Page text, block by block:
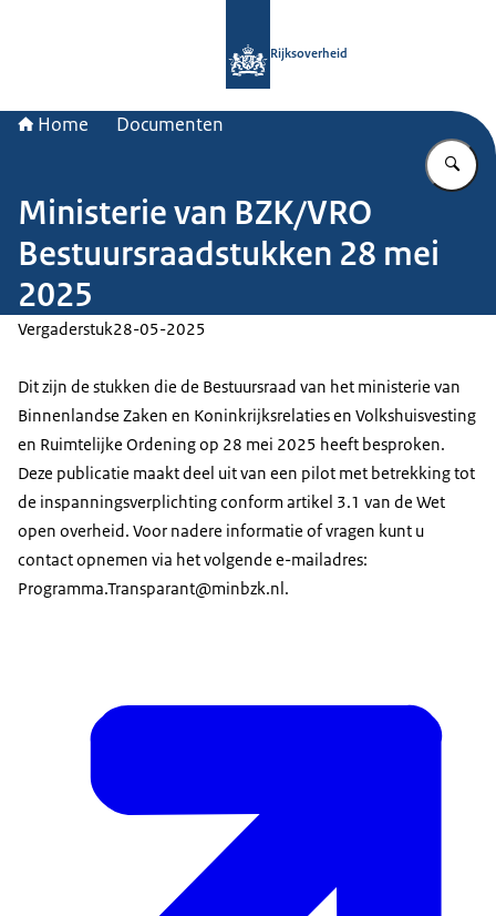
Rijksoverheid
Home Documenten
Ministerie van BZK/VRO
Bestuursraadstukken 28 mei
2025
Vergaderstuk28-05-2025
Dit zijn de stukken die de Bestuursraad van het ministerie van
Binnenlandse Zaken en Koninkrijksrelaties en Volkshuisvesting
en Ruimtelijke Ordening op 28 mei 2025 heeft besproken.
Deze publicatie maakt deel uit van een pilot met betrekking tot
de inspanningsverplichting conform artikel 3.1 van de Wet
open overheid. Voor nadere informatie of vragen kunt u
contact opnemen via het volgende e-mailadres:
Programma.Transparant@minbzk.nl.